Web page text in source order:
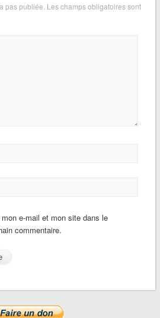
pas publiée. Les champs obligatoires sont
e-mail et mon site dans le
commentaire.